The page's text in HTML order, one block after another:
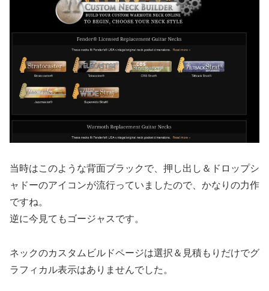
当時はこのような背面ブラックで、押し出し＆ドロップシ
ャドーのアイコンが流行っていましたので、かなりの力作
ですね。
逆に今見てもゴージャスです。
ネックのカスタムビルドページは選択＆見積もりだけでグ
ラフィカル表示はありませんでした。